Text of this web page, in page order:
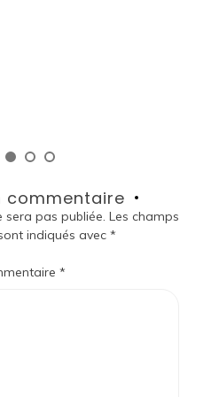
commentaire
pas publiée. Les champs
indiqués avec *
*